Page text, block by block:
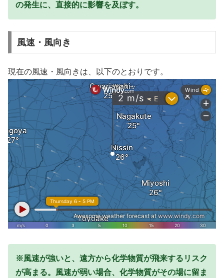
の発生に、直接的に影響を及ぼす。
風速・風向き
現在の風速・風向きは、以下のとおりです。
※風速が強いと、遠方から化学物質が飛来するリスク
が高まる。風速が弱い場合、化学物質がその場に留ま